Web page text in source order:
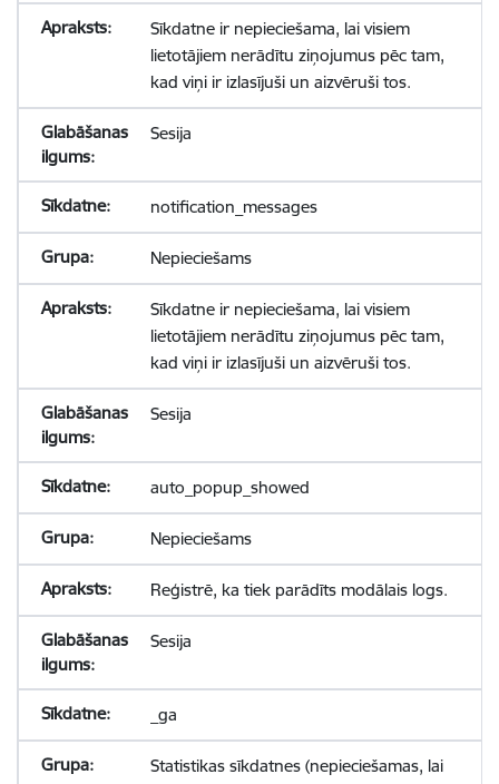
Sīkdatne ir nepieciešama, lai visiem
lietotājiem nerādītu ziņojumus pēc tam,
kad viņi ir izlasījuši un aizvēruši tos.
Sesija
notification_messages
Nepieciešams
Sīkdatne ir nepieciešama, lai visiem
lietotājiem nerādītu ziņojumus pēc tam,
kad viņi ir izlasījuši un aizvēruši tos.
Sesija
auto_popup_showed
Nepieciešams
Reģistrē, ka tiek parādīts modālais logs.
Sesija
_ga
Statistikas sīkdatnes (nepieciešamas, lai